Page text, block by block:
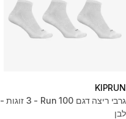
KIPRUN
גרבי ריצה דגם Run 100 -‏ 3 זוגות -
לבן